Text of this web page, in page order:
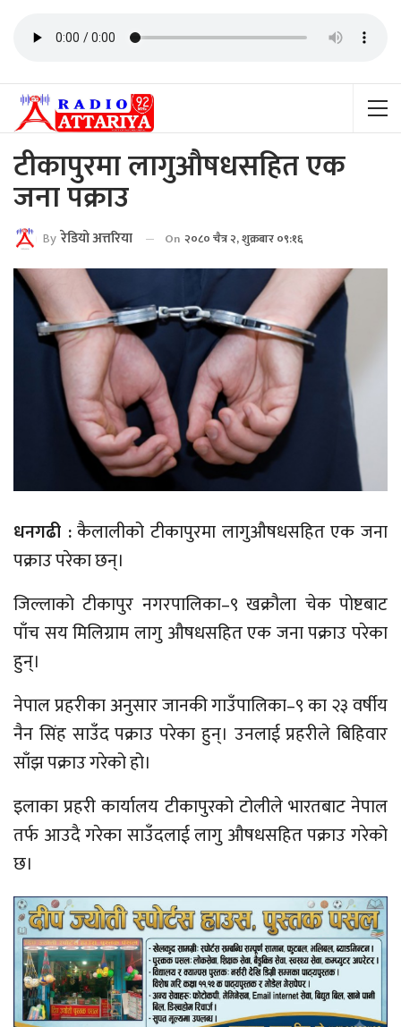
टीकापुरमा लागुऔषधसहित एक
जना पक्राउ
By रेडियाे अत्तरिया On २०८० चैत्र २, शुक्रबार ०९:१६
धनगढी :कैलालीको टीकापुरमा लागुऔषधसहित एक जना
पक्राउ परेका छन्।
जिल्लाको टीकापुर नगरपालिका–९ खक्रौला चेक पोष्टबाट
पाँच सय मिलिग्राम लागु औषधसहित एक जना पक्राउ परेका
हुन्।
नेपाल प्रहरीका अनुसार जानकी गाउँपालिका–९ का २३ वर्षीय
नैन सिंह साउँद पक्राउ परेका हुन्। उनलाई प्रहरीले बिहिवार
साँझ पक्राउ गरेको हो।
इलाका प्रहरी कार्यालय टीकापुरको टोलीले भारतबाट नेपाल
तर्फ आउदै गरेका साउँदलाई लागु औषधसहित पक्राउ गरेको
छ।